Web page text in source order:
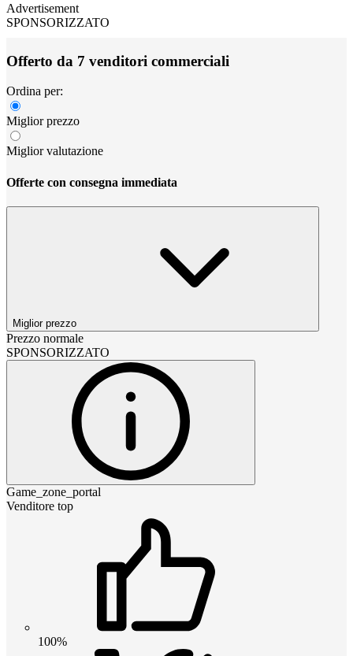
Advertisement
SPONSORIZZATO
Offerto da 7 venditori commerciali
Ordina per:
Miglior prezzo
Miglior valutazione
Offerte con consegna immediata
Miglior prezzo
Prezzo normale
SPONSORIZZATO
Game_zone_portal
Venditore top
100%